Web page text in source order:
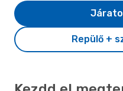
Repülő +